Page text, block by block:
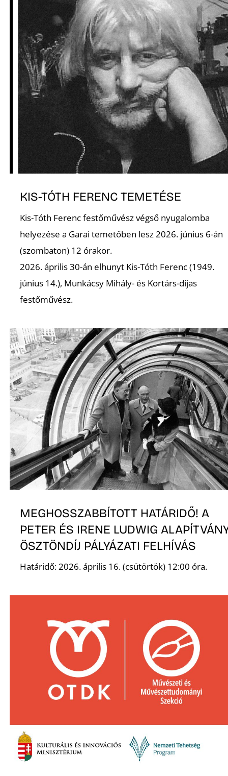
KIS-TÓTH FERENC TEMETÉSE
Kis-Tóth Ferenc festőművész végső nyugalomba
helyezése a Garai temetőben lesz 2026. június 6-án
(szombaton) 12 órakor.
2026. április 30-án elhunyt Kis-Tóth Ferenc (1949.
június 14.), Munkácsy Mihály- és Kortárs-díjas
festőművész.
MEGHOSSZABBÍTOTT HATÁRIDŐ! A
PETER ÉS IRENE LUDWIG
ÖSZTÖNDÍJ PÁLYÁZATI FELHÍVÁS
Határidő: 2026. április 16. (csütörtök) 12:00 óra.